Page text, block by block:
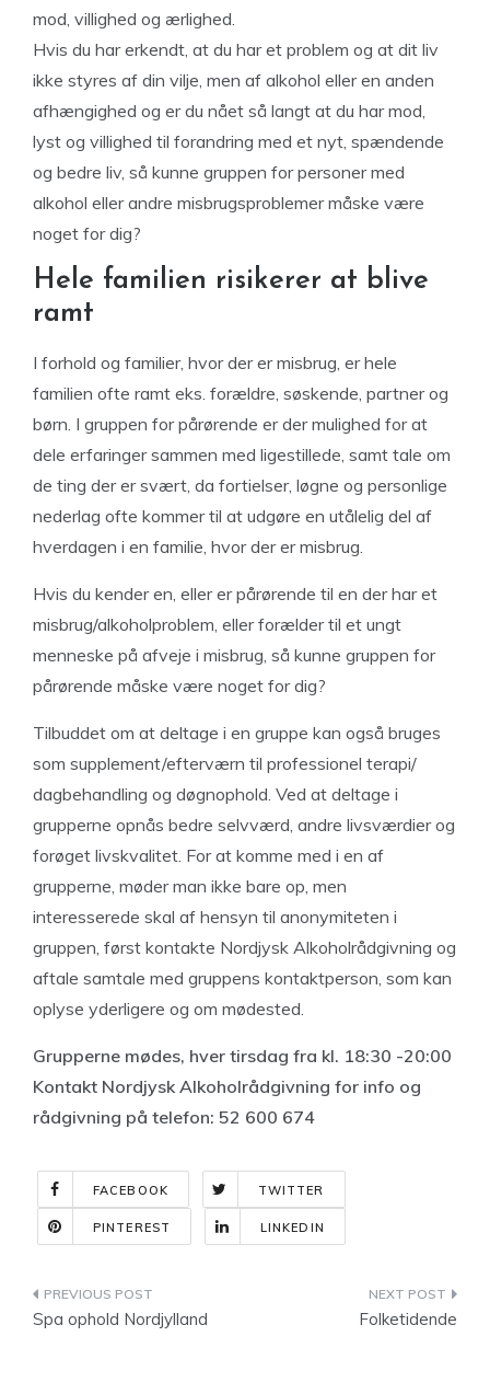
mod, villighed og ærlighed.
Hvis du har erkendt, at du har et problem og at dit liv
ikke styres af din vilje, men af alkohol eller en anden
afhængighed og er du nået så langt at du har mod,
lyst og villighed til forandring med et nyt, spændende
og bedre liv, så kunne gruppen for personer med
alkohol eller andre misbrugsproblemer måske være
noget for dig?
Hele familien risikerer at blive
ramt
I forhold og familier, hvor der er misbrug, er hele
familien ofte ramt eks. forældre, søskende, partner og
børn. I gruppen for pårørende er der mulighed for at
dele erfaringer sammen med ligestillede, samt tale om
de ting der er svært, da fortielser, løgne og personlige
nederlag ofte kommer til at udgøre en utålelig del af
hverdagen i en familie, hvor der er misbrug.
Hvis du kender en, eller er pårørende til en der har et
misbrug/alkoholproblem, eller forælder til et ungt
menneske på afveje i misbrug, så kunne gruppen for
pårørende måske være noget for dig?
Tilbuddet om at deltage i en gruppe kan også bruges
som supplement/efterværn til professionel terapi/
dagbehandling og døgnophold. Ved at deltage i
grupperne opnås bedre selvværd, andre livsværdier og
forøget livskvalitet. For at komme med i en af
grupperne, møder man ikke bare op, men
interesserede skal af hensyn til anonymiteten i
gruppen, først kontakte Nordjysk Alkoholrådgivning og
aftale samtale med gruppens kontaktperson, som kan
oplyse yderligere og om mødested.
Grupperne mødes, hver tirsdag fra kl. 18:30 -20:00
Kontakt Nordjysk Alkoholrådgivning for info og
rådgivning på telefon: 52 600 674
FACEBOOK TWITTER
PINTEREST LINKEDIN
Indlægsnavigation
Spa ophold Nordjylland Folketidende